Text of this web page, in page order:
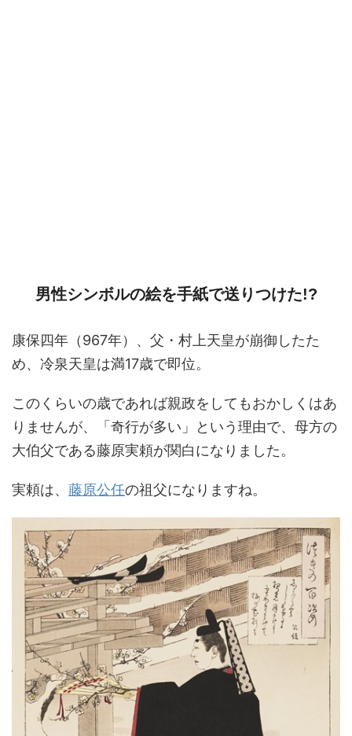
男性シンボルの絵を手紙で送りつけた!?
康保四年（967年）、父・村上天皇が崩御したた
め、冷泉天皇は満17歳で即位。
このくらいの歳であれば親政をしてもおかしくはあ
りませんが、「奇行が多い」という理由で、母方の
大伯父である藤原実頼が関白になりました。
実頼は、 藤原公任の祖父になりますね。